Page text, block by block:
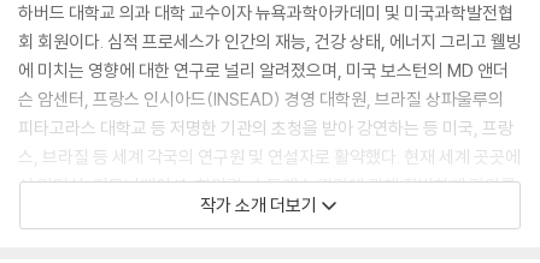
하버드 대학교 의과 대학 교수이자 뉴욕과학아카데미 및 미국과학발전협
회 회원이다. 심적 프로세스가 인간의 재능, 건강 상태, 에너지 그리고 웰빙
에 미치는 영향에 대한 연구로 널리 알려졌으며, 미국 보스턴의 MD 앤더
슨 암센터, 프랑스 인시아드(INSEAD) 경영 대학원, 브라질 상파울루의
피타고라스 대학교 등 저명한 기관의 초청을 받아 강연하는 등 미국, 프랑
스, 브라질 등 세계 각국의 연구원 및 연설자로 활약했다. 현재 세계 곳곳에
서 리더십, 커뮤니케이션, 창의력, 스트레스 관리에 관해 활발하게 강의를
작가 소개 더보기